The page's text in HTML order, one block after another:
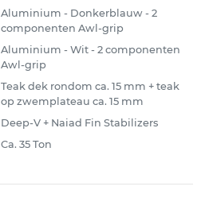
Aluminium - Donkerblauw - 2
componenten Awl-grip
Aluminium - Wit - 2 componenten
Awl-grip
Teak dek rondom ca. 15 mm + teak
op zwemplateau ca. 15 mm
Deep-V + Naiad Fin Stabilizers
Ca. 35 Ton